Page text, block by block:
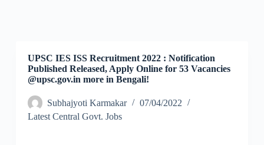
UPSC IES ISS Recruitment 2022 : Notification
Published Released, Apply Online for 53 Vacancies
@upsc.gov.in more in Bengali!
Subhajyoti Karmakar
07/04/2022
Latest Central Govt. Jobs